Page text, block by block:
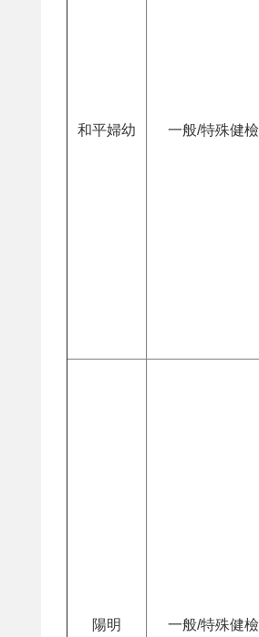
和平婦幼 一般/特殊健檢
陽明 一般/特殊健檢